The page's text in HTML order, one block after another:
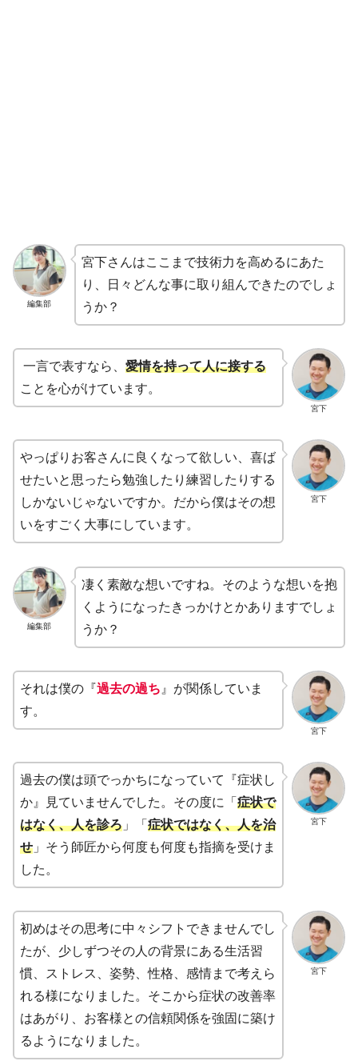
編集部
宮下さんはここまで技術力を高めるにあた
り、日々どんな事に取り組んできたのでしょ
うか？
宮下
一言で表すなら、 愛情を持って人に接する
ことを心がけています。
宮下
やっぱりお客さんに良くなって欲しい、喜ば
せたいと思ったら勉強したり練習したりする
しかないじゃないですか。だから僕はその想
いをすごく大事にしています。
編集部
凄く素敵な想いですね。そのような想いを抱
くようになったきっかけとかありますでしょ
うか？
宮下
それは僕の『過去の過ち 』が関係していま
す。
宮下
過去の僕は頭でっかちになっていて『症状し
か』見ていませんでした。その度に「 症状で
はなく、人を診ろ 」「 症状ではなく、人を治
せ 」そう師匠から何度も何度も指摘を受けま
した。
宮下
初めはその思考に中々シフトできませんでし
たが、少しずつその人の背景にある生活習
慣、ストレス、姿勢、性格、感情まで考えら
れる様になりました。そこから症状の改善率
はあがり、お客様との信頼関係を強固に築け
るようになりました。